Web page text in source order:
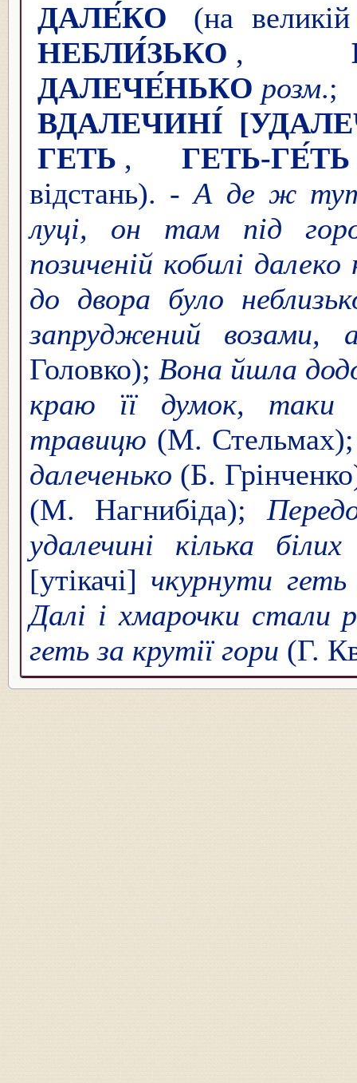
ДАЛЕ́КО
(на
НЕБЛИ́ЗЬКО ,
ДАЛЕЧЕ́НЬКО розм
ВДАЛЕЧИНІ́
ГЕТЬ ,
ГЕТЬ-ГЕ́ТЬ
відстань). - А де ж тут
луці, он там під
позиченій кобилі
до двора було
запруджений
Головко); Вона йшла
краю її думок, таки
травицю (М.
далеченько (Б.
(М. Нагнибіда);
удалечині кілька білих
[утікачі] чкурнути геть
Далі і хмарочки стали
геть за крутії гори (Г.